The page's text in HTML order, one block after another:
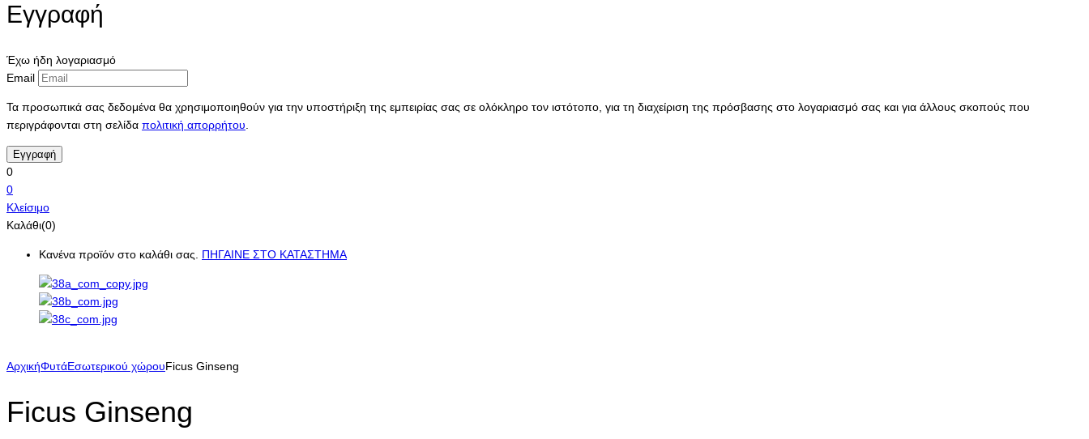
Εγγραφή
Έχω ήδη λογαριασμό
Email
Τα προσωπικά σας δεδομένα θα χρησιμοποιηθούν για την υποστήριξη της εμπειρίας σας σε ολόκληρο τον ιστότοπο, για τη διαχείριση της πρόσβασης στο λογαριασμό σας και για άλλους σκοπούς που
περιγράφονται στη σελίδα πολιτική απορρήτου
0
0
Κλείσιμο
Καλάθι(0)
Κανένα προϊόν στο καλάθι σας. ΠΗΓΑΙΝΕ ΣΤΟ ΚΑΤΑΣΤΗΜΑ
ΑρχικήΦυτάΕσωτερικού χώρουFicus Ginseng
Ficus Ginseng